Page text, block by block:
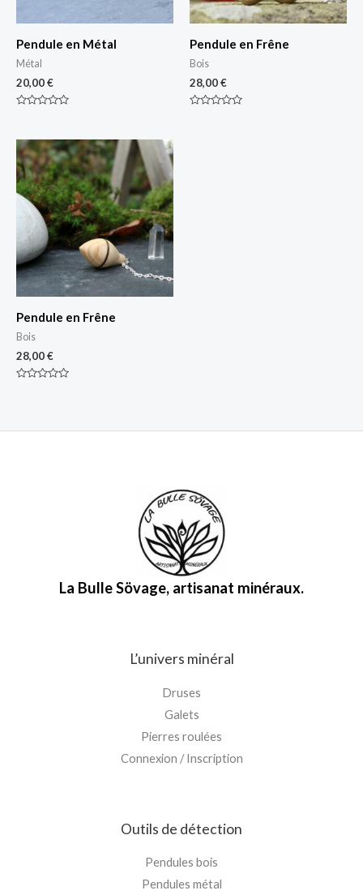
Pendule en Métal
Métal
20,00€
5
Pendule en Frêne
Bois
28,00€
Pendule en Frêne
Bois
28,00€
La Bulle Sövage, artisanat minéraux.
L’univers minéral
Druses
Galets
Pierres roulées
Connexion / Inscription
Outils de détection
Pendules bois
Pendules métal